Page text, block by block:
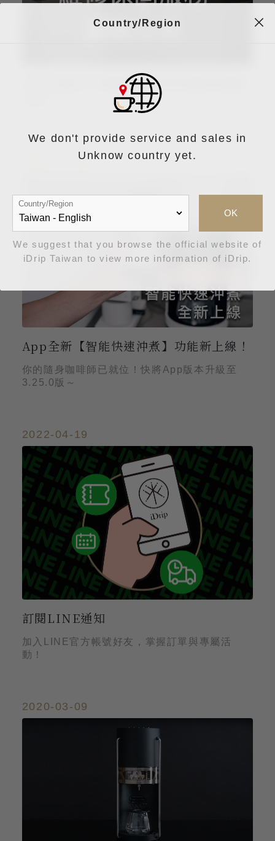
iDrip智能手沖咖啡機維修保固服務異動
2022-07-28
App全新【智能快速沖煮】功能新上線！
你的隨身咖啡師已就位！快將App版本升級至
3.25.0版～
2022-04-19
訂閱LINE通知
加入LINE官方帳號好友，掌握訂單與專屬活
動！
2020-03-09
Country/Region
We don't provide service and sales in
Unknow country yet.
Country/Region
OK
We suggest that you browse the official website of
iDrip Taiwan to view more information of iDrip.